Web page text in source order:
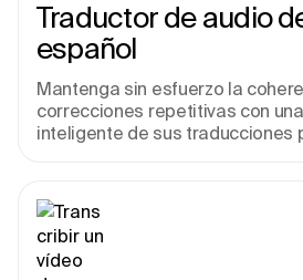
Traductor de audio
español
Mantenga sin esfuerzo la
correcciones repetitivas con
inteligente de sus traducciones